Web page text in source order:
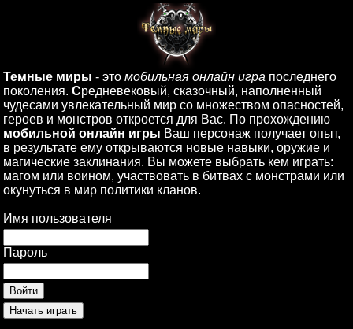
Темные миры - это мобильная онлайн игра последнего
поколения. Средневековый, сказочный, наполненный
чудесами увлекательный мир со множеством опасностей,
героев и монстров откроется для Вас. По прохождению
мобильной онлайн игры Ваш персонаж получает опыт,
в результате ему открываются новые навыки, оружие и
магические заклинания. Вы можете выбрать кем играть:
магом или воином, участвовать в битвах с монстрами или
окунуться в мир политики кланов.
Имя пользователя
Пароль